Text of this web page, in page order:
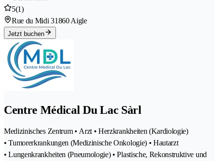
5(1)
Rue du Midi 31860 Aigle
Jetzt buchen
Centre Médical Du Lac Sàrl
Medizinisches Zentrum • Arzt • Herzkrankheiten (Kardiologie)
• Tumorerkrankungen (Medizinische Onkologie) • Hautarzt
• Lungenkrankheiten (Pneumologie) • Plastische, Rekonstruktive und